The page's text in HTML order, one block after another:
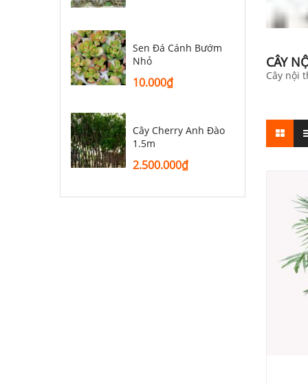
Sen Đá Cánh Bướm
Nhỏ
10.000₫
Cây Cherry Anh Đào
1.5m
2.500.000₫
CÂY
Cây nội